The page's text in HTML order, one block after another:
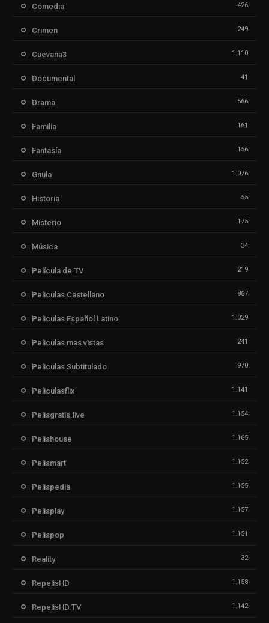
Comedia 426
Crimen 249
Cuevana3 1.110
Documental 41
Drama 566
Familia 161
Fantasía 156
Gnula 1.076
Historia 55
Misterio 175
Música 34
Película de TV 219
Peliculas Castellano 867
Peliculas Español Latino 1.029
Peliculas mas vistas 241
Peliculas Subtitulado 970
Peliculasflix 1.141
Pelisgratis.live 1.154
Pelishouse 1.165
Pelismart 1.152
Pelispedia 1.155
Pelisplay 1.157
Pelispop 1.151
Reality 32
RepelisHD 1.158
RepelisHD.TV 1.142